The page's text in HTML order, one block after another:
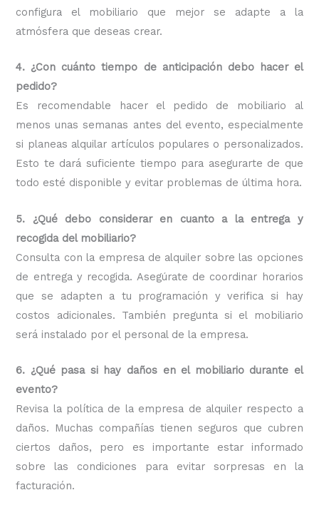
configura el mobiliario que mejor se adapte a la
atmósfera que deseas crear.
4. ¿Con cuánto tiempo de anticipación debo hacer el
pedido?
Es recomendable hacer el pedido de mobiliario al
menos unas semanas antes del evento, especialmente
si planeas alquilar artículos populares o personalizados.
Esto te dará suficiente tiempo para asegurarte de que
todo esté disponible y evitar problemas de última hora.
5. ¿Qué debo considerar en cuanto a la entrega y
recogida del mobiliario?
Consulta con la empresa de alquiler sobre las opciones
de entrega y recogida. Asegúrate de coordinar horarios
que se adapten a tu programación y verifica si hay
costos adicionales. También pregunta si el mobiliario
será instalado por el personal de la empresa.
6. ¿Qué pasa si hay daños en el mobiliario durante el
evento?
Revisa la política de la empresa de alquiler respecto a
daños. Muchas compañías tienen seguros que cubren
ciertos daños, pero es importante estar informado
sobre las condiciones para evitar sorpresas en la
facturación.